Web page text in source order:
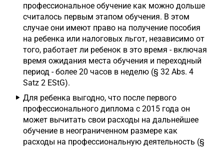
профессиональное обучение как можно дольше
считалось первым этапом обучения. В этом
случае они имеют право на получение пособия
на ребенка или налоговых льгот, независимо от
того, работает ли ребенок в это время - включая
время ожидания места обучения и переходный
период - более 20 часов в неделю (§ 32 Abs. 4
Satz 2 EStG).
Для ребенка выгодно, что после первого
профессионального диплома с 2015 года он
может вычитать свои расходы на дальнейшее
обучение в неограниченном размере как
расходы на профессиональную деятельность (§